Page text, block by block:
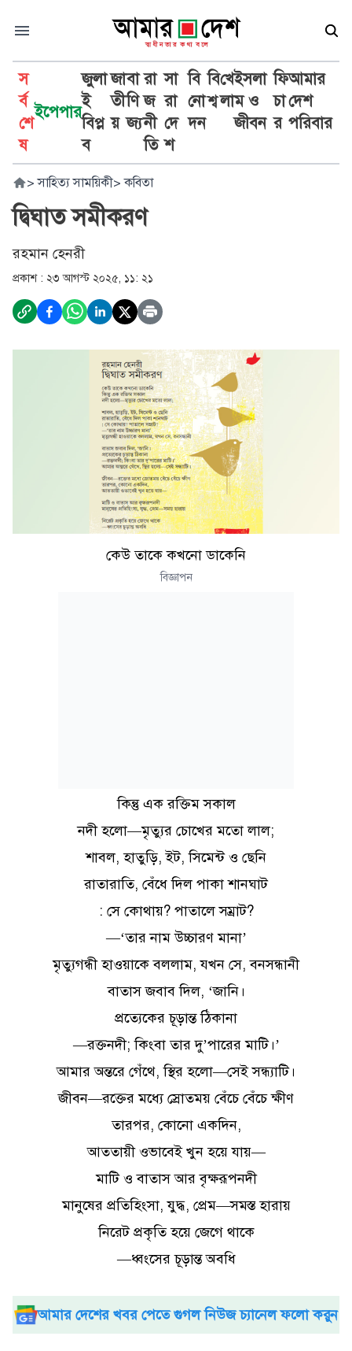
স
র্ব
শে
ষ
ইপেপার
জুলা
ই
বিপ্ল
ব
জা
তী
য়
বা
ণি
জ্য
রা
জ
নী
তি
সা
রা
দে
শ
বি
নো
দন
বি
শ্ব
খে
লা
ইসলা
ম ও
জীবন
ফি
চা
র
আমার
দেশ
পরিবার
> সাহিত্য সাময়িকী> কবিতা
দ্বিঘাত সমীকরণ
রহমান হেনরী
প্রকাশ : ২৩ আগস্ট ২০২৫, ১১: ২১
কেউ তাকে কখনো ডাকেনি
বিজ্ঞাপন
কিন্তু এক রক্তিম সকাল
নদী হলো—মৃত্যুর চোখের মতো লাল;
শাবল, হাতুড়ি, ইট, সিমেন্ট ও ছেনি
রাতারাতি, বেঁধে দিল পাকা শানঘাট
: সে কোথায়? পাতালে সম্রাট?
—‘তার নাম উচ্চারণ মানা’
মৃত্যুগন্ধী হাওয়াকে বললাম, যখন সে, বনসন্ধানী
বাতাস জবাব দিল, ‘জানি।
প্রত্যেকের চূড়ান্ত ঠিকানা
—রক্তনদী; কিংবা তার দু’পারের মাটি।’
আমার অন্তরে গেঁথে, স্থির হলো—সেই সন্ধ্যাটি।
জীবন—রক্তের মধ্যে স্রোতময় বেঁচে বেঁচে ক্ষীণ
তারপর, কোনো একদিন,
আততায়ী ওভাবেই খুন হয়ে যায়—
মাটি ও বাতাস আর বৃক্ষরূপনদী
মানুষের প্রতিহিংসা, যুদ্ধ, প্রেম—সমস্ত হারায়
নিরেট প্রকৃতি হয়ে জেগে থাকে
—ধ্বংসের চূড়ান্ত অবধি
আমার দেশের খবর পেতে গুগল নিউজ চ্যানেল ফলো করুন